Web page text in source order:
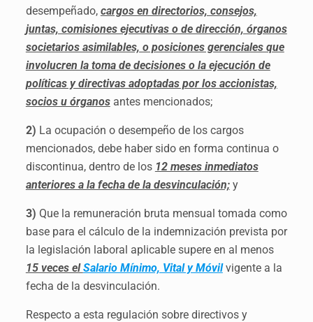
desempeñado, cargos en directorios, consejos,
juntas, comisiones ejecutivas o de dirección, órganos
societarios asimilables, o posiciones gerenciales que
involucren la toma de decisiones o la ejecución de
políticas y directivas adoptadas por los accionistas,
socios u órganosantes mencionados;
2) La ocupación o desempeño de los cargos
mencionados, debe haber sido en forma continua o
discontinua, dentro de los 12 mesesinmediatos
anteriores a la fecha de la desvinculación;y
3) Que la remuneración bruta mensual tomada como
base para el cálculo de la indemnización prevista por
la legislación laboral aplicable supere en al menos
15 veces elSalario Mínimo, Vital y Móvilvigente a la
fecha de la desvinculación.
Respecto a esta regulación sobre directivos y